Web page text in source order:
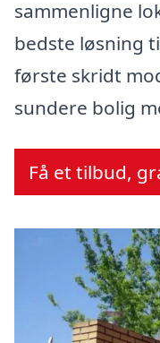
sammenligne
bedste løsning
første skridt
sundere bolig
Få et tilbud,